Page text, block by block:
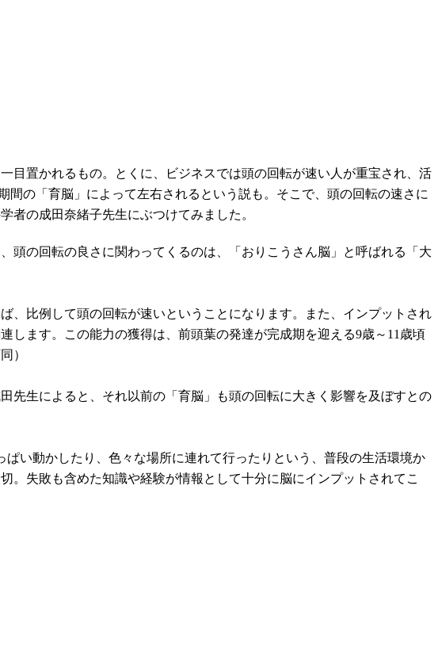
目置かれるもの。とくに、ビジネスでは頭の回転が速い人が重宝され、活
の「育脳」によって左右されるという説も。そこで、頭の回転の速さに
者の成田奈緒子先生にぶつけてみました。
頭の回転の良さに関わってくるのは、「おりこうさん脳」と呼ばれる「大
、比例して頭の回転が速いということになります。また、インプットされ
します。この能力の獲得は、前頭葉の発達が完成期を迎える9歳～11歳頃
）
先生によると、それ以前の「育脳」も頭の回転に大きく影響を及ぼすとの
い動かしたり、色々な場所に連れて行ったりという、普段の生活環境か
。失敗も含めた知識や経験が情報として十分に脳にインプットされてこ